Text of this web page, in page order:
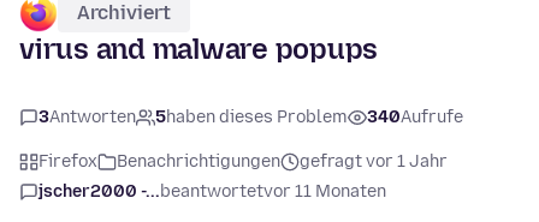
Archiviert
virus and malware popups
3Antworten 5haben dieses Problem 340Aufrufe
Firefox Benachrichtigungen
gefragt vor 1 Jahr
jscher2000 -...beantwortetvor 11 Monaten